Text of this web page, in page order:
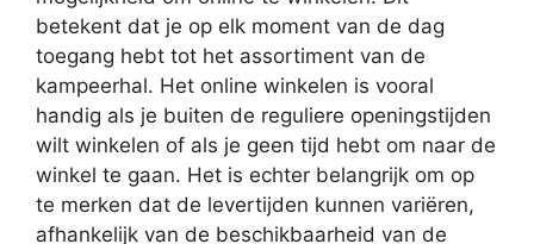
betekent dat je op elk moment van de dag
toegang hebt tot het assortiment van de
kampeerhal. Het online winkelen is vooral
handig als je buiten de reguliere openingstijden
wilt winkelen of als je geen tijd hebt om naar de
winkel te gaan. Het is echter belangrijk om op
te merken dat de levertijden kunnen variëren,
afhankelijk van de beschikbaarheid van de